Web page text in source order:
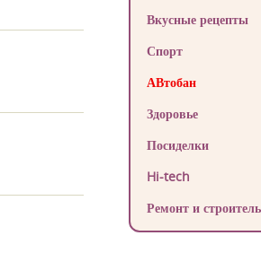
Вкусные рецепты
Спорт
АВтобан
Здоровье
Посиделки
Hi-tech
Ремонт и